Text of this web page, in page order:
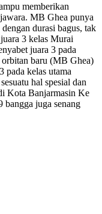
memberikan
MB Ghea punya
durasi bagus, tak
3 kelas Murai
juara 3 pada
baru (MB Ghea)
pada kelas utama
hal spesial dan
Kota Banjarmasin Ke
juga senang